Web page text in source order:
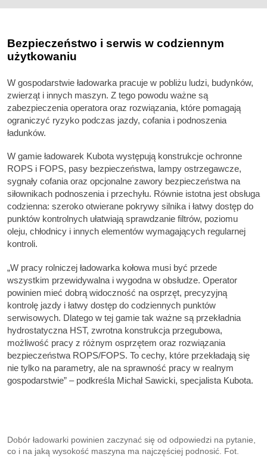
Bezpieczeństwo i serwis w codziennym
użytkowaniu
W gospodarstwie ładowarka pracuje w pobliżu ludzi, budynków,
zwierząt i innych maszyn. Z tego powodu ważne są
zabezpieczenia operatora oraz rozwiązania, które pomagają
ograniczyć ryzyko podczas jazdy, cofania i podnoszenia
ładunków.
W gamie ładowarek Kubota występują konstrukcje ochronne
ROPS i FOPS, pasy bezpieczeństwa, lampy ostrzegawcze,
sygnały cofania oraz opcjonalne zawory bezpieczeństwa na
siłownikach podnoszenia i przechyłu. Równie istotna jest obsługa
codzienna: szeroko otwierane pokrywy silnika i łatwy dostęp do
punktów kontrolnych ułatwiają sprawdzanie filtrów, poziomu
oleju, chłodnicy i innych elementów wymagających regularnej
kontroli.
„W pracy rolniczej ładowarka kołowa musi być przede
wszystkim przewidywalna i wygodna w obsłudze. Operator
powinien mieć dobrą widoczność na osprzęt, precyzyjną
kontrolę jazdy i łatwy dostęp do codziennych punktów
serwisowych. Dlatego w tej gamie tak ważne są przekładnia
hydrostatyczna HST, zwrotna konstrukcja przegubowa,
możliwość pracy z różnym osprzętem oraz rozwiązania
bezpieczeństwa ROPS/FOPS. To cechy, które przekładają się
nie tylko na parametry, ale na sprawność pracy w realnym
gospodarstwie” – podkreśla Michał Sawicki, specjalista Kubota.
Dobór ładowarki powinien zaczynać się od odpowiedzi na pytanie,
co i na jaką wysokość maszyna ma najczęściej podnosić. Fot.